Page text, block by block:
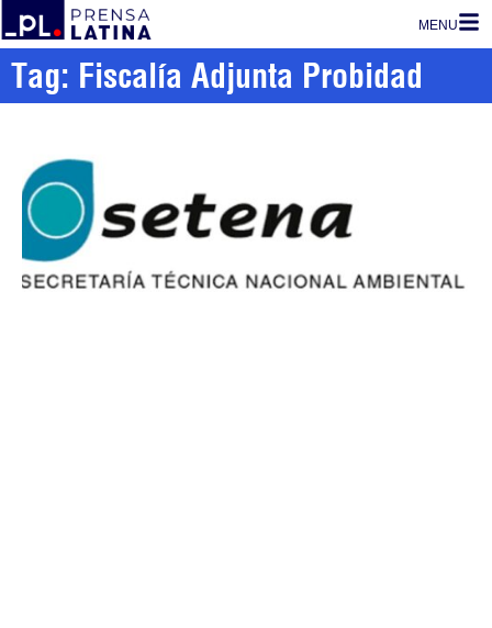
MENU
Tag: Fiscalía Adjunta Probidad